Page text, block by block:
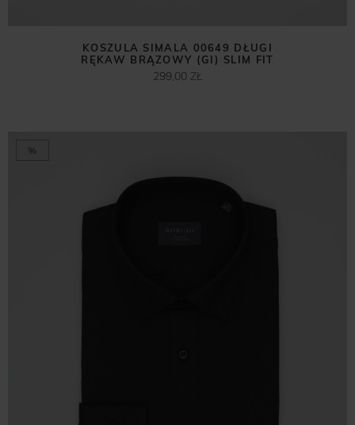
KOSZULA SIMALA 00649 DŁUGI
RĘKAW BRĄZOWY (GI) SLIM FIT
299,00 ZŁ
%